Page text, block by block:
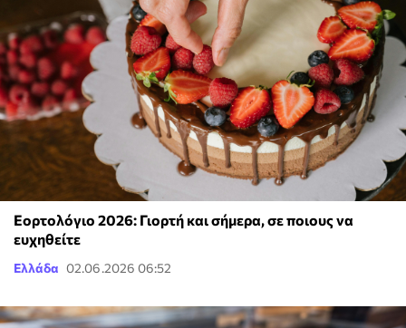
Εορτολόγιο 2026: Γιορτή και σήμερα, σε ποιους να
ευχηθείτε
Ελλάδα 02.06.2026 06:52